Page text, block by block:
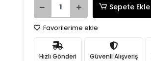
Sepete Ekle
Favorilerime ekle
Hızlı Gönderi Güvenli Alışveriş